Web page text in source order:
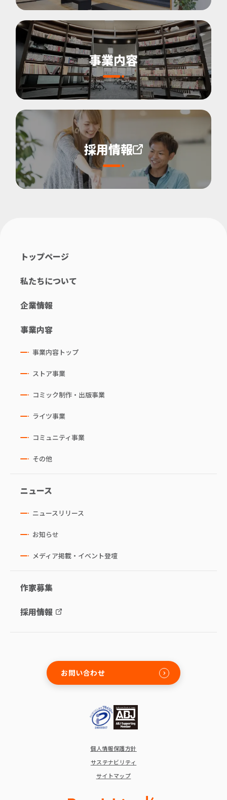
事業内容
採用情報
トップページ
私たちについて
企業情報
事業内容
事業内容トップ
ストア事業
コミック制作・出版事業
ライツ事業
コミュニティ事業
その他
ニュース
ニュースリリース
お知らせ
メディア掲載・イベント登壇
作家募集
採用情報
お問い合わせ
個人情報保護方針
サステナビリティ
サイトマップ